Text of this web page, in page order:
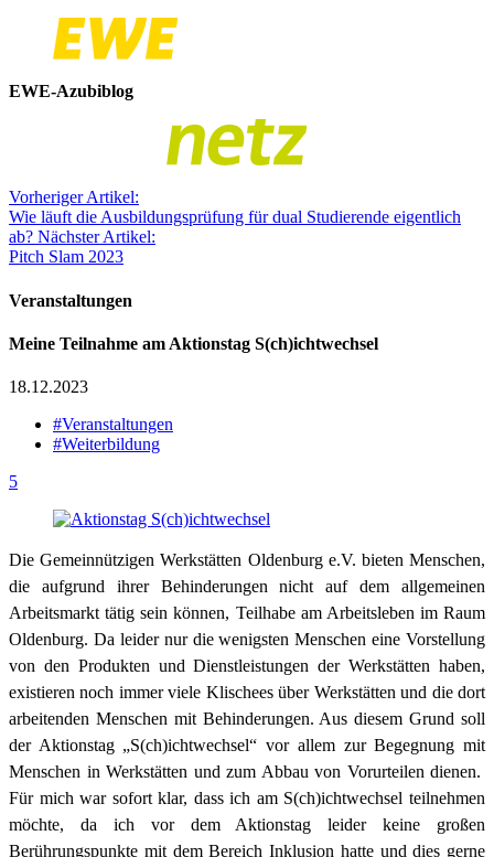
EWE-Azubiblog
Vorheriger Artikel:
Wie läuft die Ausbildungsprüfung für dual Studierende eigentlich
ab? Nächster Artikel:
Pitch Slam 2023
Veranstaltungen
Meine Teilnahme am Aktionstag S(ch)ichtwechsel
18.12.2023
#Veranstaltungen
#Weiterbildung
5
Die Gemeinnützigen Werkstätten Oldenburg e.V. bieten Menschen,
die aufgrund ihrer Behinderungen nicht auf dem allgemeinen
Arbeitsmarkt tätig sein können, Teilhabe am Arbeitsleben im Raum
Oldenburg. Da leider nur die wenigsten Menschen eine Vorstellung
von den Produkten und Dienstleistungen der Werkstätten haben,
existieren noch immer viele Klischees über Werkstätten und die dort
arbeitenden Menschen mit Behinderungen. Aus diesem Grund soll
der Aktionstag „S(ch)ichtwechsel“ vor allem zur Begegnung mit
Menschen in Werkstätten und zum Abbau von Vorurteilen dienen.
Für mich war sofort klar, dass ich am S(ch)ichtwechsel teilnehmen
möchte, da ich vor dem Aktionstag leider keine großen
Berührungspunkte mit dem Bereich Inklusion hatte und dies gerne